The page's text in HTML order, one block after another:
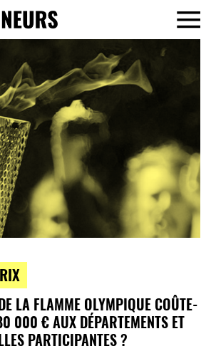
LA FLAMME OLYMPIQUE COÛTE-
000 € AUX DÉPARTEMENTS ET
PARTICIPANTES ?